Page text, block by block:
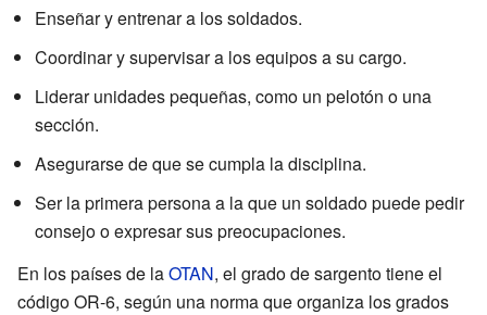
Enseñar y entrenar a los soldados.
Coordinar y supervisar a los equipos a su cargo.
Liderar unidades pequeñas, como un pelotón o una
sección.
Asegurarse de que se cumpla la disciplina.
Ser la primera persona a la que un soldado puede pedir
consejo o expresar sus preocupaciones.
En los países de laOTAN, el grado de sargento tiene el
código OR-6, según una norma que organiza los grados